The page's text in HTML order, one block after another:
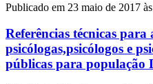
Publicado em 23 maio de 2017
Referências técnicas para
psicólogas,psicólogos e
públicas para população